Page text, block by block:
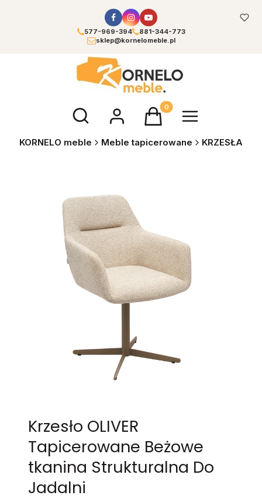
577-969-394
881-344-773
sklep@kornelomeble.pl
Otwórz wyszukiwarkęProdukty w koszyku: 0.
KORNELO meble Meble tapicerowane KRZESŁA
Krzesło OLIVER
Tapicerowane Beżowe
tkanina Strukturalna Do
Jadalni